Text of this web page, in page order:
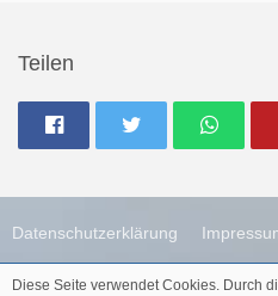
Teilen
Datenschutzerklärung
Diese Seite verwendet Cookies. Durch